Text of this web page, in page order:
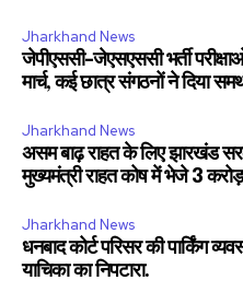
Jharkhand News
जेपीएससी-जेएसएससी भर्ती
मार्च, कई छात्र संगठनों ने दिया
Jharkhand News
असम बाढ़ राहत के लिए झारखंड
मुख्यमंत्री राहत कोष में भेजे 3
Jharkhand News
धनबाद कोर्ट परिसर की पार्किंग
याचिका का निपटारा.